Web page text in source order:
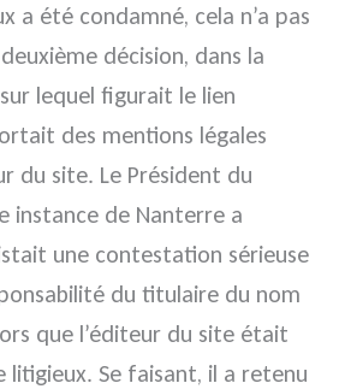
a été condamné, cela n’a pas
décision, dans la
lequel figurait le lien
des mentions légales
du site. Le Président du
instance de Nanterre a
une contestation sérieuse
du titulaire du nom
que l’éditeur du site était
litigieux. Se faisant, il a retenu